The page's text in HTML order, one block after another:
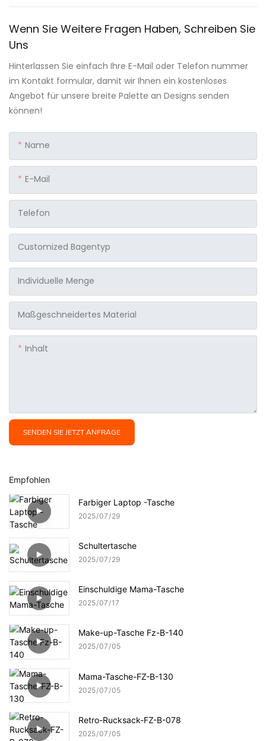
Wenn Sie Weitere Fragen Haben, Schreiben Sie
Uns
Hinterlassen Sie einfach Ihre E-Mail oder Telefon nummer
im Kontakt formular, damit wir Ihnen ein kostenloses
Angebot für unsere breite Palette an Designs senden
können!
Name
E-Mail
Telefon
Customized Bagentyp
Individuelle Menge
Maßgeschneidertes Material
Inhalt
SENDEN SIE JETZT ANFRAGE
Empfohlen
Farbiger Laptop -Tasche
2025 07 29
Schultertasche
2025 07 29
Einschuldige Mama-Tasche
2025 07 17
Make-up-Tasche Fz-B-140
2025 07 05
Mama-Tasche-FZ-B-130
2025 07 05
Retro-Rucksack-FZ-B-078
2025 07 05